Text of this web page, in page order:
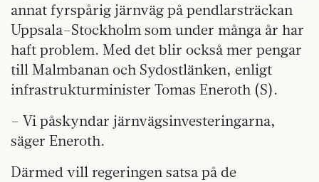
annat fyrspårig järnväg på pendlarsträckan
Uppsala–Stockholm som under många år har
haft problem. Med det blir också mer pengar
till Malmbanan och Sydostlänken, enligt
infrastrukturminister Tomas Eneroth (S).
– Vi påskyndar järnvägsinvesteringarna,
säger Eneroth.
Därmed vill regeringen satsa på de